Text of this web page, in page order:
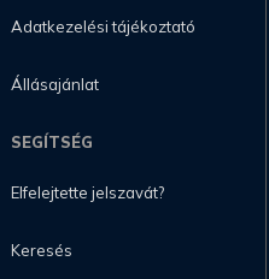
Adatkezelési tájékoztató
Állásajánlat
SEGÍTSÉG
Elfelejtette jelszavát?
Keresés